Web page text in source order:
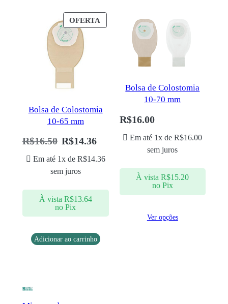
OFERTA
Bolsa de Colostomia
10-65 mm
R$16.50 R$14.36
Em até 1x de R$14.36
sem juros
À vista R$13.64
no Pix
Adicionar ao carrinho
Bolsa de Colostomia
10-70 mm
R$16.00
Em até 1x deR$16.00
sem juros
À vista R$15.20
no Pix
Ver opções